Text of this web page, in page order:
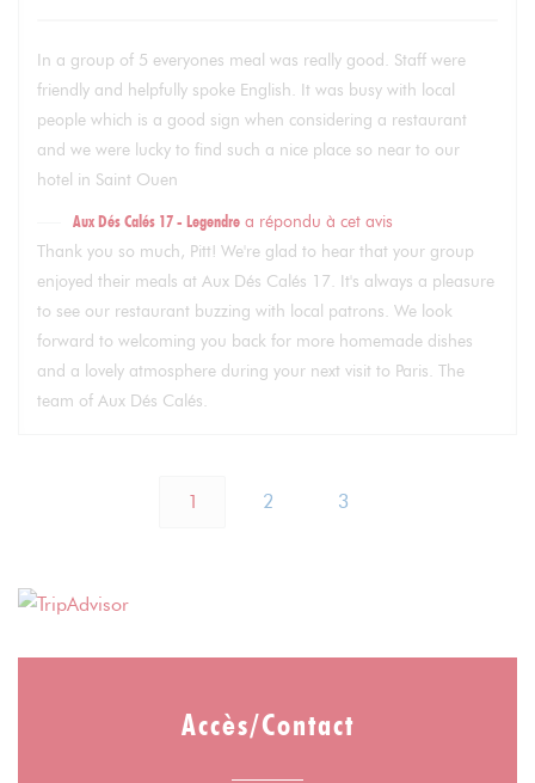
In a group of 5 everyones meal was really good. Staff were
friendly and helpfully spoke English. It was busy with local
people which is a good sign when considering a restaurant
and we were lucky to find such a nice place so near to our
hotel in Saint Ouen
Aux Dés Calés 17 - Legendre a répondu à cet avis
Thank you so much, Pitt! We're glad to hear that your group
enjoyed their meals at Aux Dés Calés 17. It's always a pleasure
to see our restaurant buzzing with local patrons. We look
forward to welcoming you back for more homemade dishes
and a lovely atmosphere during your next visit to Paris. The
team of Aux Dés Calés.
1 2 3
Accès/Contact